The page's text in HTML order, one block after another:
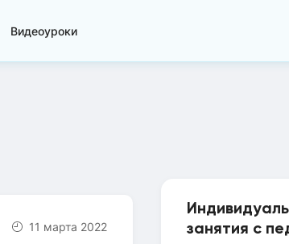
Видеоуроки
занятия с
11 марта 2022